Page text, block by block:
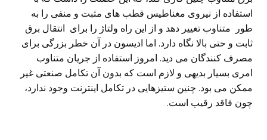
استفاده از نیروی مغناطیس قطب های مثبت و منفی‌ را به
طور متناوب تغییر دهد و از این راه ولتاژ را برای انتقال برق
ثابت و حتی بالا نگاه دارد. اما ادیسون در آن خطر بزرگی برای
مصرف کنندگان می‌ دید. امروز استفاده از جریان متناوب
امری بسیار بدیهی‌ و لازم است که بدون آن تکامل صنعتی غیر
ممکن می‌ بود. چنین ستیزهایی‌ در تکامل اینترنت وجود ندارد،
چون فاقد رقیب است.